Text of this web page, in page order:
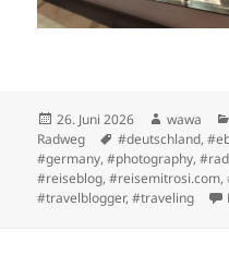
Posted
on
26. Juni 2026 Author
wawa
Radweg
Tags
#deutschland,
#germany,#photography,
#reiseblog,#reisemitrosi.com,
#travelblogger,#traveling